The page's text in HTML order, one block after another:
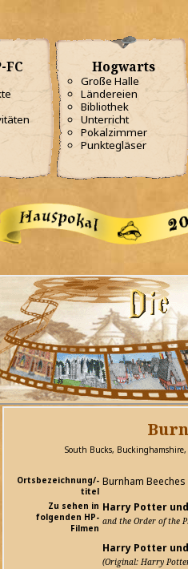
FC Hogwarts
Große Halle
Ländereien
Bibliothek
Unterricht
Pokalzimmer
Punktegläser
South Bucks,
Ortsbezeichnung/-
titel
Burnham Beeches
Zu sehen in
folgenden HP-
Filmen
Harry Potter
and the Order of the
Harry Potter
(Original: Harry